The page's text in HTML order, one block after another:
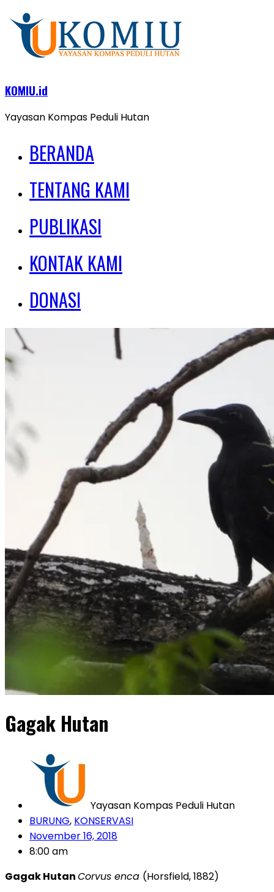
KOMIU.id
Yayasan Kompas Peduli Hutan
BERANDA
TENTANG KAMI
PUBLIKASI
KONTAK KAMI
DONASI
Gagak Hutan
Yayasan Kompas Peduli Hutan
BURUNG, KONSERVASI
November 16, 2018
8:00 am
Gagak HutanCorvus enca (Horsfield, 1882)